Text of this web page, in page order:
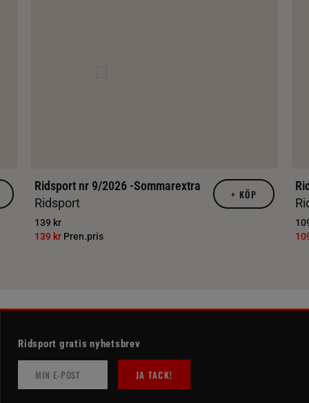
Ridsport nr 9/2026 -Sommarextra
Ridsport
139 kr
139 kr Pren.pris
+ KÖP
Ridsport gratis nyhetsbrev
JA TACK!